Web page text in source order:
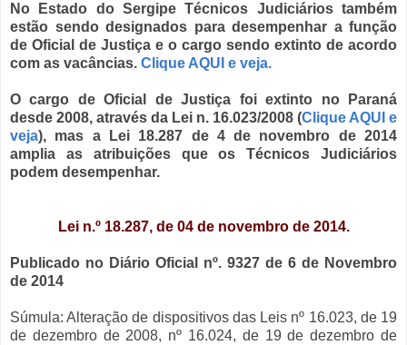
No Estado do Sergipe Técnicos Judiciários também
estão sendo designados para desempenhar a função
de Oficial de Justiça e o cargo sendo extinto de acordo
com as vacâncias. Clique AQUI e veja.
O cargo de Oficial de Justiça foi extinto no Paraná
desde 2008, através da Lei n. 16.023/2008 (Clique AQUI e
veja), mas a Lei 18.287 de 4 de novembro de 2014
amplia as atribuições que os Técnicos Judiciários
podem desempenhar.
Lei n.º18.287, de 04 de novembro de 2014.
Publicado no Diário Oficial nº. 9327 de 6 de Novembro
de 2014
Súmula: Alteração de dispositivos das Leis nº 16.023, de 19
de dezembro de 2008, nº 16.024, de 19 de dezembro de